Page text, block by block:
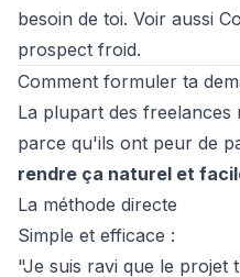
besoin de toi. Voir aussi
prospect froid.
Comment formuler ta
La plupart des freelances
parce qu'ils ont peur de
rendre ça naturel et
La méthode directe
Simple et efficace :
"Je suis ravi que le projet